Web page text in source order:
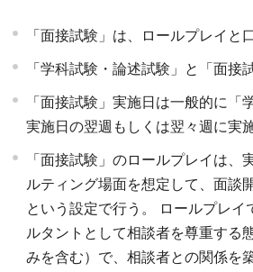
「面接試験」は、ロールプレイと
「学科試験・論述試験」と「面接
「面接試験」実施日は一般的に「
実施日の翌週もしくは翌々週に実
「面接試験」のロールプレイは、
ルティング場面を想定して、面談
という設定で行う。 ロールプレイ
ルタントとして相談者を尊重する
みを含む）で、相談者との関係を